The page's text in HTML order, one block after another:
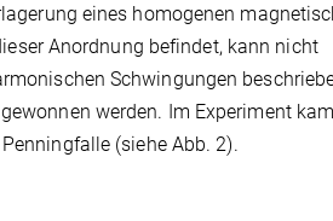
eines homogenen
Anordnung befindet, kann nicht
Schwingungen
werden. Im Experiment kam
(siehe Abb. 2).